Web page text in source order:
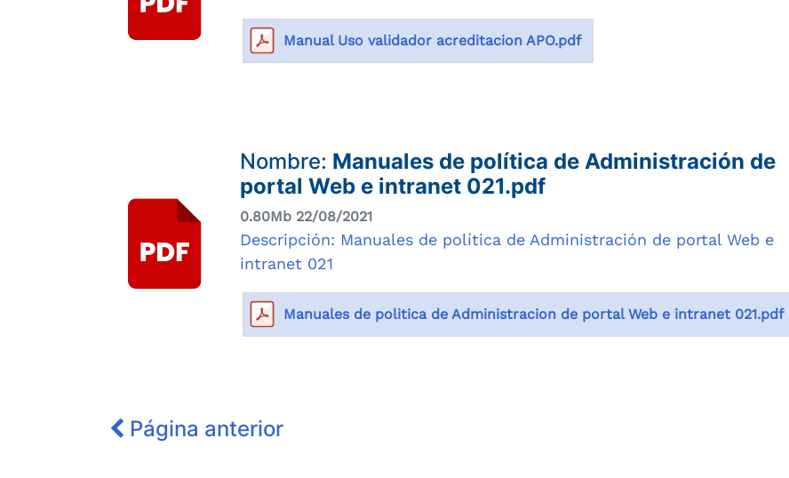
Manual Uso validador acreditacion APO.pdf
Nombre: Manuales de política de Administración de
portal Web e intranet 021.pdf
0.80Mb 22/08/2021
Descripción: Manuales de política de Administración de portal Web e
intranet 021
Manuales de politica de Administracion de portal Web e intranet 021.pdf
Página anterior